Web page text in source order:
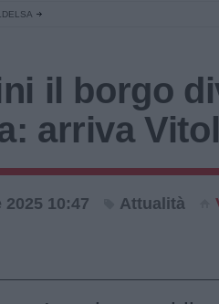
il borgo
arriva
10:47 Attualità